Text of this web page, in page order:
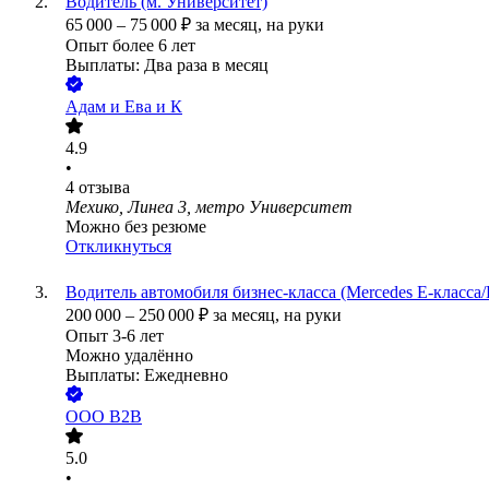
65 000 – 75 000 ₽ за месяц, на руки
Опыт более 6 лет
Выплаты: Два раза в месяц
Адам и Ева и К
4.9
•
4 отзыва
Мехико, Линеа 3, метро Университет
Можно без резюме
Откликнуться
Водитель автомобиля бизнес-класса (Mercedes E-
200 000 – 250 000 ₽ за месяц, на руки
Опыт 3-6 лет
Можно удалённо
Выплаты: Ежедневно
ООО В2B
5.0
•